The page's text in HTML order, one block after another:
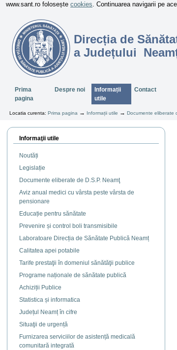
www.sant.ro folosește cookies. Continuarea navigarii pe
Direcția de
a Județului
SectiuniPrima
pagina
Despre noi
Informații
utile
Contact
Locatia curenta: Prima pagina → Informații utile →Documente eliberate
Informaţii utile
Noutăți
Legislație
Documente eliberate de D.S.P. Neamţ
Aviz anual medici cu vârsta peste vârsta de
pensionare
Educație pentru sănătate
Prevenire și control boli transmisibile
Laboratoare Direcția de Sănătate Publică Neamț
Calitatea apei potabile
Tarife prestaţii în domeniul sănătăţii publice
Programe naționale de sănătate publică
Achiziții Publice
Statistica și informatica
Județul Neamț în cifre
Situaţii de urgență
Furnizarea serviciilor de asistență medicală
comunitară integrată